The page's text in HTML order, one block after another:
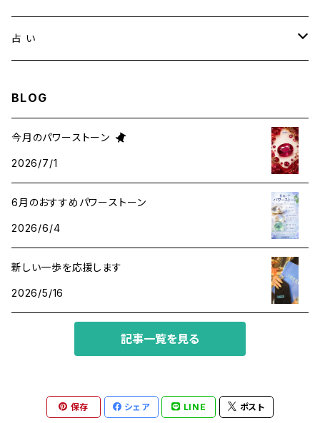
精神安定・安らぎ
成功・パワー
アイオライト
アベンチュリン
アラゴナイト
占 い
BLOG
今月のパワーストーン
2026/7/1
6月のおすすめパワーストーン
2026/6/4
新しい一歩を応援します
2026/5/16
記事一覧を見る
保存 シェア LINE ポスト